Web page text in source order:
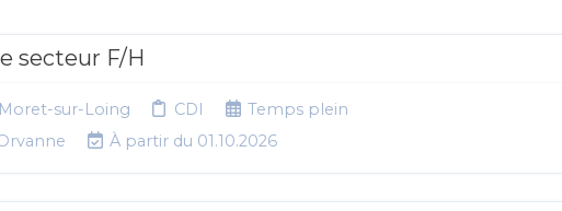
secteur F/H
Moret-sur-Loing CDI
Temps plein
À partir du 01.10.2026